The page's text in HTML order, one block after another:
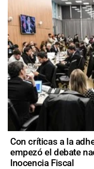
Con críticas a la
empezó el debate
Inocencia Fiscal